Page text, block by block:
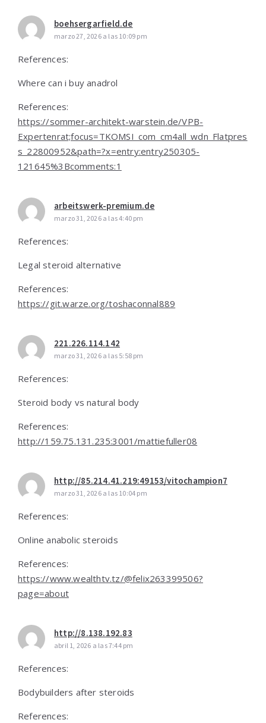
boehsergarfield.de
marzo 27, 2026 a las 10:09 pm
References:
Where can i buy anadrol
References:
https://sommer-architekt-warstein.de/VPB-
Expertenrat;focus=TKOMSI_com_cm4all_wdn_Flatpres
s_22800952&path=?x=entry:entry250305-
121645%3Bcomments:1
arbeitswerk-premium.de
marzo 31, 2026 a las 4:40 pm
References:
Legal steroid alternative
References:
https://git.warze.org/toshaconnal889
221.226.114.142
marzo 31, 2026 a las 5:58 pm
References:
Steroid body vs natural body
References:
http://159.75.131.235:3001/mattiefuller08
http://85.214.41.219:49153/vitochampion7
marzo 31, 2026 a las 10:04 pm
References:
Online anabolic steroids
References:
https://www.wealthtv.tz/@felix263399506?
page=about
http://8.138.192.83
abril 1, 2026 a las 7:44 pm
References:
Bodybuilders after steroids
References: